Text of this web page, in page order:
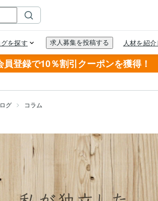
員登録で10％割引クーポンを獲得！
グ コラム